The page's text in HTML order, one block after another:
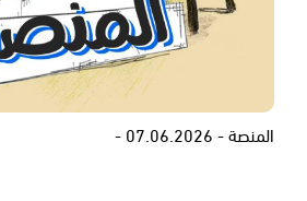
المنصة - 07.06.2026 -